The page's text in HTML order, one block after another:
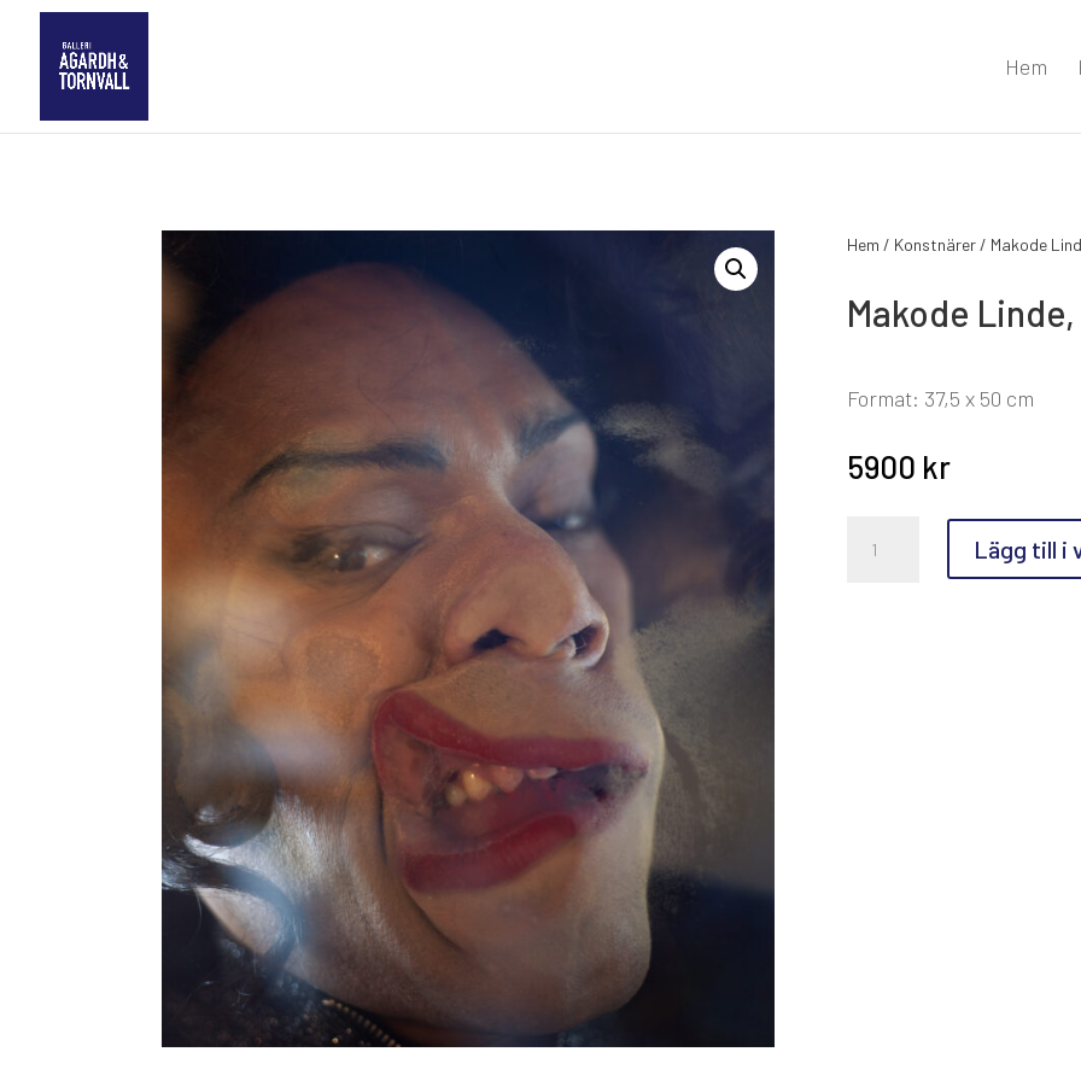
Hem
Hem / Konstnärer/ Makode
Makode
Format: 37,5 x 50 cm
5900 kr
Linde,
Lägg till i